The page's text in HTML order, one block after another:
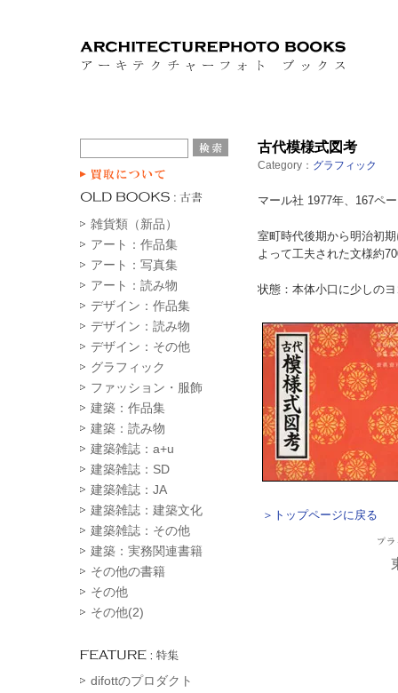
雑貨類（新品）
アート：作品集
アート：写真集
アート：読み物
デザイン：作品集
デザイン：読み物
デザイン：その他
グラフィック
ファッション・服飾
建築：作品集
建築：読み物
建築雑誌：a+u
建築雑誌：SD
建築雑誌：JA
建築雑誌：建築文化
建築雑誌：その他
建築：実務関連書籍
その他の書籍
その他
その他(2)
difottのプロダクト
古代模様式図考
Category： グラフィック
マール社 1977年、167ペ
室町時代後期から明治初
よって工夫された文様約
状態：本体小口に少しの
＞トップページに戻る